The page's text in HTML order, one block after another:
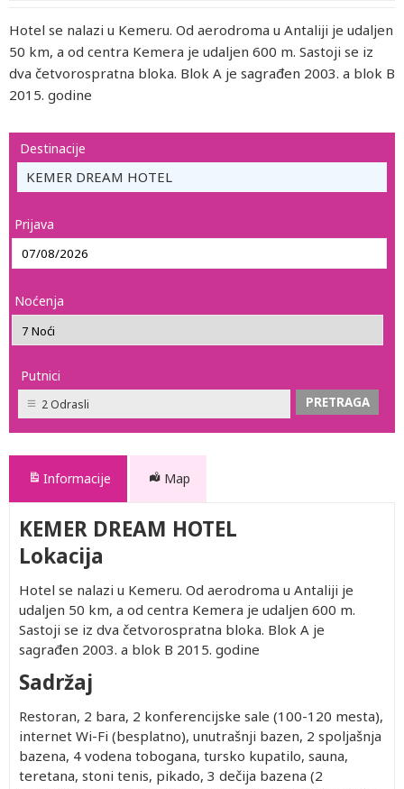
Hotel se nalazi u Kemeru. Od aerodroma u Antaliji je udaljen
50 km, a od centra Kemera je udaljen 600 m. Sastoji se iz
dva četvorospratna bloka. Blok A je sagrađen 2003. a blok B
2015. godine
Destinacije
KEMER DREAM HOTEL
Prijava
Noćenja
Putnici
2 Odrasli
Informacije Map
KEMER DREAM HOTEL
Lokacija
Hotel se nalazi u Kemeru. Od aerodroma u Antaliji je
udaljen 50 km, a od centra Kemera je udaljen 600 m.
Sastoji se iz dva četvorospratna bloka. Blok A je
sagrađen 2003. a blok B 2015. godine
Sadržaj
Restoran, 2 bara, 2 konferencijske sale (100-120 mesta),
internet Wi-Fi (besplatno), unutrašnji bazen, 2 spoljašnja
bazena, 4 vodena tobogana, tursko kupatilo, sauna,
teretana, stoni tenis, pikado, 3 dečija bazena (2